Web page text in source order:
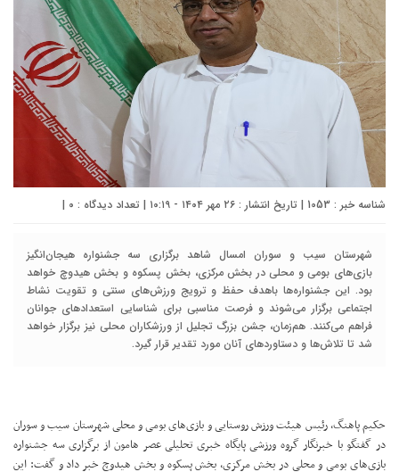
شناسه خبر : 1053 | تاریخ انتشار : ۲۶ مهر ۱۴۰۴ - ۱۰:۱۹ | تعداد دیدگاه : ۰ |
شهرستان سیب و سوران امسال شاهد برگزاری سه جشنواره هیجان‌انگیز
بازی‌های بومی و محلی در بخش مرکزی، بخش پسکوه و بخش هیدوچ خواهد
بود. این جشنواره‌ها باهدف حفظ و ترویج ورزش‌های سنتی و تقویت نشاط
اجتماعی برگزار می‌شوند و فرصت مناسبی برای شناسایی استعدادهای جوانان
فراهم می‌کنند. هم‌زمان، جشن بزرگ تجلیل از ورزشکاران محلی نیز برگزار خواهد
شد تا تلاش‌ها و دستاوردهای آنان مورد تقدیر قرار گیرد.
حکیم پاهنگ، رئیس هیئت ورزش روستایی و بازی‌های بومی و محلی شهرستان سیب و سوران
در گفتگو با خبرنگار گروه ورزشی پایگاه خبری تحلیلی عصر هامون از برگزاری سه جشنواره
بازی‌های بومی و محلی در بخش مرکزی، بخش پسکوه و بخش هیدوچ خبر داد و گفت: این